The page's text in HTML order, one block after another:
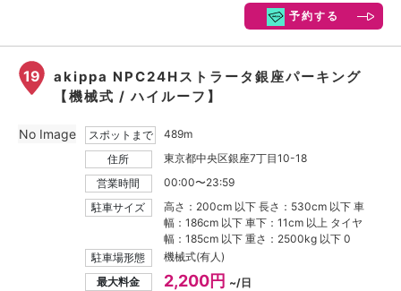
予約する
19
akippa NPC24Hストラータ銀座パーキング
【機械式 / ハイルーフ】
スポットまで
489m
住所
東京都中央区銀座7丁目10-18
営業時間
00:00〜23:59
駐車サイズ
高さ：200cm 以下 長さ：530cm 以下 車
幅：186cm 以下 車下：11cm 以上 タイヤ
幅：185cm 以下 重さ：2500kg 以下 0
駐車場形態
機械式(有人)
最大料金
2,200円 ~/日
No Image